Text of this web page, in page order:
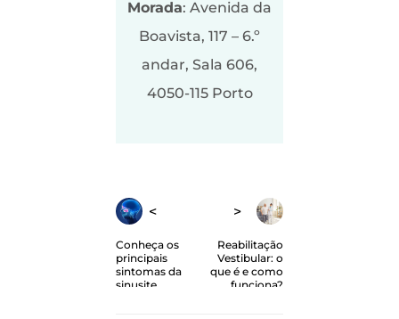
Morada: Avenida da
Boavista, 117 – 6.º
andar, Sala 606,
4050-115 Porto
Conheça os
principais
sintomas da
sinusite
Reabilitação
Vestibular: o
que é e como
funciona?